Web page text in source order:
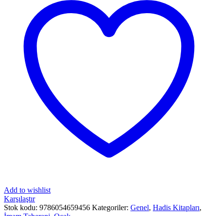
Add to wishlist
Karşılaştır
Stok kodu: 9786054659456 Kategoriler: Genel, Hadis Kitapları,